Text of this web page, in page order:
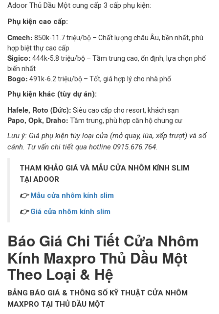
Adoor Thủ Dầu Một cung cấp 3 cấp phụ kiện:
Phụ kiện cao cấp:
Cmech: 850k-11.7 triệu/bộ – Chất lượng châu Âu, bền nhất, phù
hợp biệt thự cao cấp
Sigico: 444k-5.8 triệu/bộ – Tầm trung cao, ổn định, lựa chọn phổ
biến nhất
Bogo: 491k-6.2 triệu/bộ – Tốt, giá hợp lý cho nhà phố
Phụ kiện khác (tùy dự án):
Hafele, Roto (Đức): Siêu cao cấp cho resort, khách sạn
Papo, Opk, Draho: Tầm trung, phù hợp căn hộ chung cư
Lưu ý: Giá phụ kiện tùy loại cửa (mở quay, lùa, xếp trượt) và số
cánh. Tư vấn chi tiết qua hotline 0915.676.764.
THAM KHẢO GIÁ VÀ MẪU CỬA NHÔM KÍNH SLIM
TẠI ADOOR
👉Mẫu cửa nhôm kính slim
👉Giá cửa nhôm kính slim
Báo Giá Chi Tiết Cửa Nhôm
Kính Maxpro Thủ Dầu Một
Theo Loại & Hệ
BẢNG BÁO GIÁ & THÔNG SỐ KỸ THUẬT CỬA NHÔM
MAXPRO TẠI THỦ DẦU MỘT